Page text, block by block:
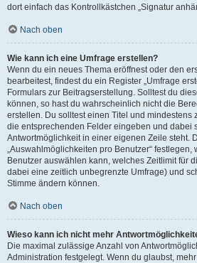
dort einfach das Kontrollkästchen „Signatur
Nach oben
Wie kann ich eine Umfrage erstellen?
Wenn du ein neues Thema eröffnest oder den
bearbeitest, findest du ein Register „Umfrage
Formulars zur Beitragserstellung. Solltest du
können, so hast du wahrscheinlich nicht die
erstellen. Du solltest einen Titel und mindestens
die entsprechenden Felder eingeben und dabei
Antwortmöglichkeit in einer eigenen Zeile steht.
„Auswahlmöglichkeiten pro Benutzer“ festlegen,
Benutzer auswählen kann, welches Zeitlimit für
dabei eine zeitlich unbegrenzte Umfrage) und
Stimme ändern können.
Nach oben
Wieso kann ich nicht mehr
Die maximal zulässige Anzahl von
Administration festgelegt. Wenn du glaubst,